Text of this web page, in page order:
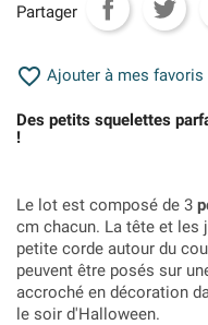
Partager
 Ajouter à mes favoris
Des petits squelettes
!
Le lot est composé de 3
cm chacun. La tête et les
petite corde autour du
peuvent être posés sur
accroché en décoration
le soir d'Halloween.